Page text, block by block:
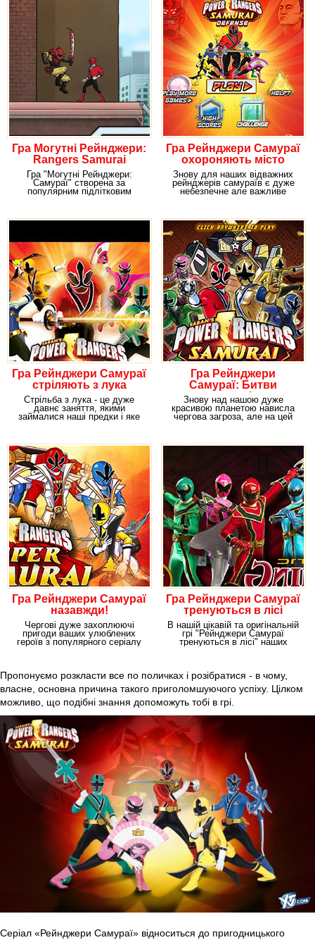
Гра Могутні Рейнджери:
Rangers Samurai
Гра "Могутні Рейнджери:
Самураї" створена за
популярним підлітковим
Гра Рейнджери Самураї
охороняють місто
Знову для наших відважних
рейнджерів самураїв є дуже
небезпечне але важливе
Гра Рейнджери Самураї
стріляють з лука
Стрільба з лука - це дуже
давнє заняття, якими
займалися наші предки і яке
Гра Рейнджери
Самураї: Битви
монстрів
Знову над нашою дуже
красивою планетою нависла
чергова загроза, але на цей
Гра Рейнджери Самураї
назавжди!
Чергові дуже захоплюючі
пригоди ваших улюблених
героїв з популярного серіалу
Гра Рейнджери Самураї
тренуються в лісі
В нашій цікавій та оригінальній
грі "Рейнджери Самураї
тренуються в лісі" наших
Пропонуємо розкласти все по поличках і розібратися - в чому,
власне, основна причина такого приголомшуючого успіху. Цілком
можливо, що подібні знання допоможуть тобі в грі.
Серіал «Рейнджери Самураї» відноситься до пригодницького